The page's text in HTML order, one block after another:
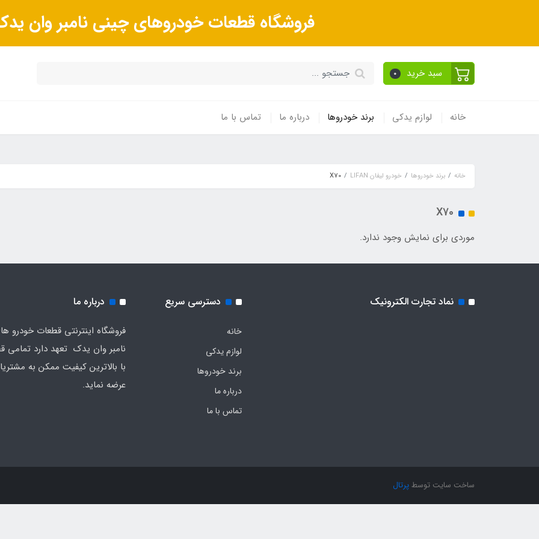
فروشگاه قطعات خودروهای چینی نامبر وان
سبد خرید 0
خانه لوازم یدکی برند خودروها درباره ما تماس با ما
خانه برند خودروها خودرو لیفان LIFAN X70
X70
موردی برای نمایش وجود ندارد.
نماد تجارت الکترونیک دسترسی سریع
خانه
لوازم یدکی
برند خودروها
درباره ما
تماس با ما
درباره ما
فروشگاه اینترنتی قطعات خودرو
نامبر وان یدک تعهد دارد تمامی
با بالاترین کیفیت ممکن به
عرضه نماید.
ساخت سایت توسطپرتال